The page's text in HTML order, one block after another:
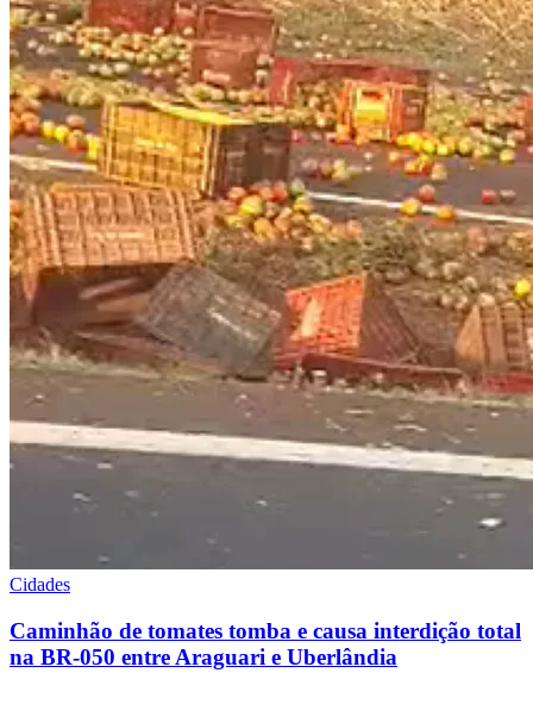
Cidades
Caminhão de tomates tomba e causa interdição total
na BR-050 entre Araguari e Uberlândia